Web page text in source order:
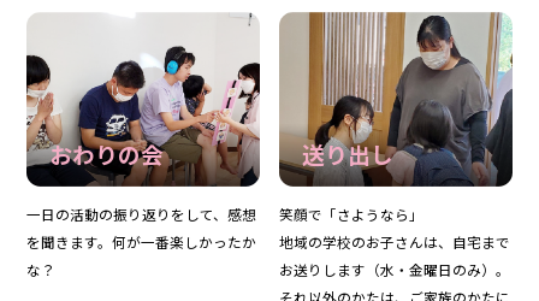
おわりの会
一日の活動の振り返りをして、感想
を聞きます。何が一番楽しかったか
な？
送り出し
笑顔で「さようなら」
地域の学校のお子さんは、自宅まで
お送りします（水・金曜日のみ）。